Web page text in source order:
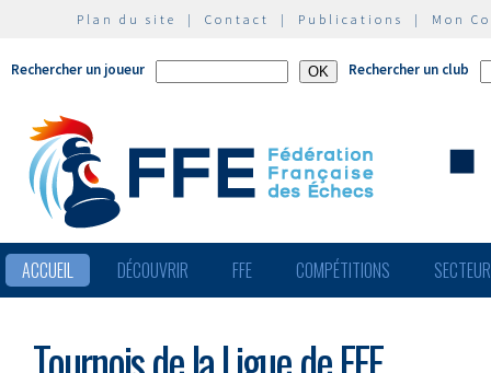
Plan du site | Contact | Publications | Mon
Rechercher un joueur Rechercher un club
ACCUEIL DÉCOUVRIR FFE COMPÉTITIONS